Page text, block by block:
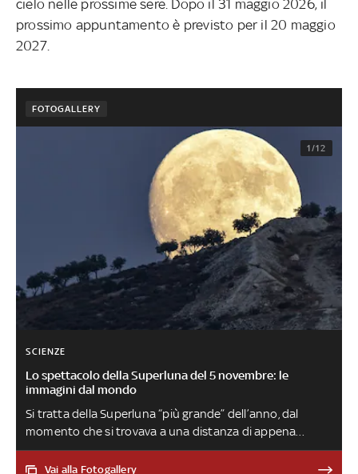
cielo nelle prossime sere. Dopo il 31 maggio 2026, il
prossimo appuntamento è previsto per il 20 maggio
2027.
FOTOGALLERY
1/12
SCIENZE
Lo spettacolo della Superluna del 5 novembre: le
immagini dal mondo
Si tratta della Superluna “più grande” dell’anno, dal
momento che si trovava a una distanza di appena
363.400 km dalla Terra. Durante questo evento, la Luna
è apparsa circa 7% più grande e 16% più brillante di una
Vai alla Fotogallery